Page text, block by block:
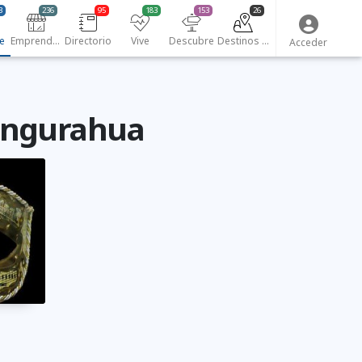
Emprendedores
236
Directorio
95
Vive
183
Descubre
153
Destinos turísticos
26
Acceder